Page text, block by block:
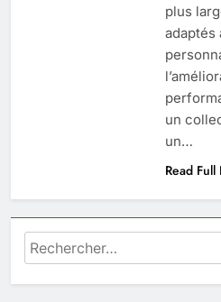
plus
adaptés
un
un…
Read Full
Rechercher :
Prévenir
seniors:
BIEN ÊTRE
sérieux
BIEN ÊTRE
1